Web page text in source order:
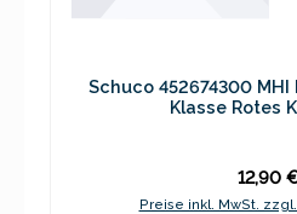
Schuco 452674300
Klasse Rotes
12,90
Preise inkl. MwSt.